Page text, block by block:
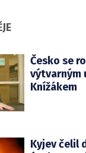
Česko se
výtvarným
Knížákem
Kyjev čelil